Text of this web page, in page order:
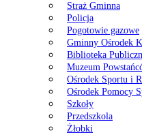
Straż Gminna
Policja
Pogotowie gazowe
Gminny Ośrodek
Biblioteka
Muzeum
Ośrodek Sportu i
Ośrodek Pomocy
Szkoły
Przedszkola
Żłobki